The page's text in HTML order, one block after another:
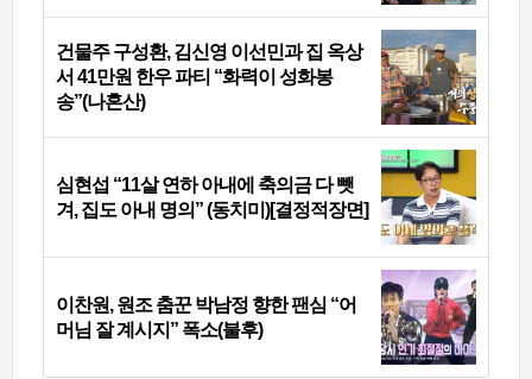
건물주 구성환, 김신영 이선민과 집 옥상
서 41만원 한우 파티 “화력이 성화봉
송”(나혼산)
심현섭 “11살 연하 아내에 축의금 다 뺏
겨, 집도 아내 명의” (동치미)[결정적장면]
이찬원, 원조 춤꾼 박남정 향한 팬심 “어
머님 잘 계시지” 폭소(불후)